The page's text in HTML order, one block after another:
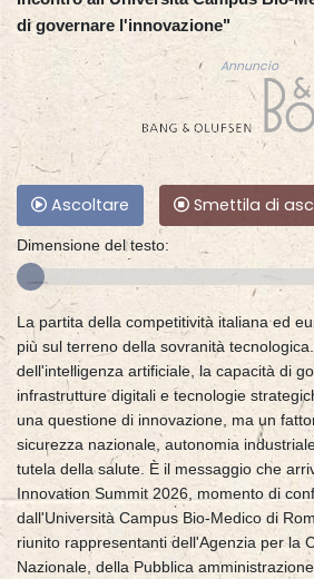
di governare l'innovazione"
Annuncio
Ascoltare Smettila di
Dimensione del testo:
La partita della competitività italiana ed
più sul terreno della sovranità
dell'intelligenza artificiale, la capacità di
infrastrutture digitali e tecnologie
una questione di innovazione, ma un
sicurezza nazionale, autonomia
tutela della salute. È il messaggio che
Innovation Summit 2026, momento di
dall'Università Campus Bio-Medico di
riunito rappresentanti dell'Agenzia per la
Nazionale, della Pubblica